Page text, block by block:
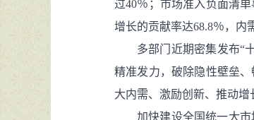
过40％；市场准入负面清
增长的贡献率达68.8％，
多部门近期密集发布“
精准发力，破除隐性壁垒
大内需、激励创新、推动增
加快建设全国统一大